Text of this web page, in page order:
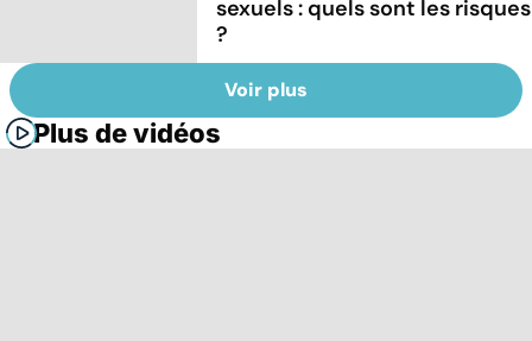
sexuels : quels sont les risques
?
Voir plus
Plus de vidéos